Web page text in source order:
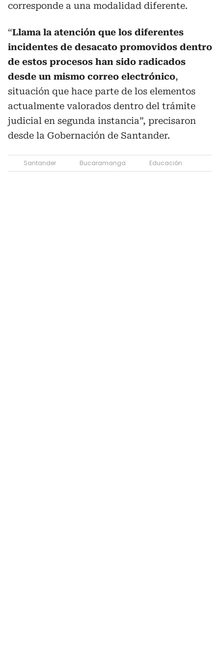
corresponde a una modalidad diferente.
“Llama la atención que los diferentes
incidentes de desacato promovidos dentro
de estos procesos han sido radicados
desde un mismo correo electrónico,
situación que hace parte de los elementos
actualmente valorados dentro del trámite
judicial en segunda instancia”, precisaron
desde la Gobernación de Santander.
Santander Bucaramanga Educación